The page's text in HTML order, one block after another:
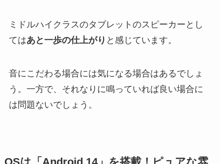
ミドルハイクラスのタブレットのスピーカーとし
てはあと一歩の仕上がり と感じています。
音にこだわる場合には気になる場合はあるでしょ
う。一方で、それなりに鳴っていれば良い場合に
は問題ないでしょう。